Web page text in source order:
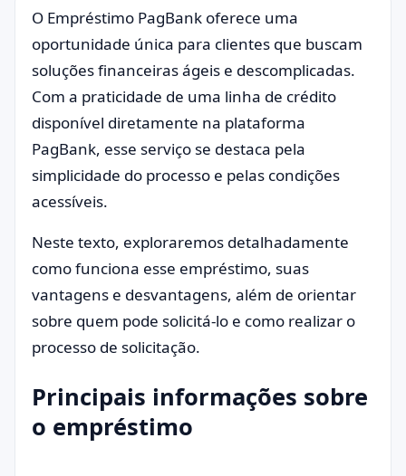
Pessoal
O Empréstimo PagBank oferece uma
oportunidade única para clientes que buscam
soluções financeiras ágeis e descomplicadas.
Com a praticidade de uma linha de crédito
disponível diretamente na plataforma
PagBank, esse serviço se destaca pela
simplicidade do processo e pelas condições
acessíveis.
Neste texto, exploraremos detalhadamente
como funciona esse empréstimo, suas
vantagens e desvantagens, além de orientar
sobre quem pode solicitá-lo e como realizar o
processo de solicitação.
Principais informações sobre
o empréstimo